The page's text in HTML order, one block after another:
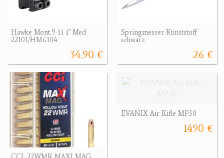
Hawke Mont.9-11 1" Med
22101/HM6104
34.90 €
Springmesser Kunststoff
schwarz
26 €
EVANIX Air Rifle MP30
1490 €